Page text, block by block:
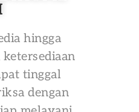
hingga
tinggal
dengan